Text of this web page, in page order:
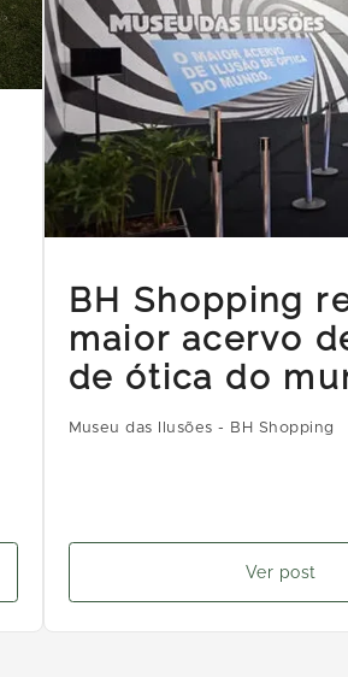
BH Shopping
maior acervo
de ótica do
Museu das Ilusões - BH Shopping
Ver post